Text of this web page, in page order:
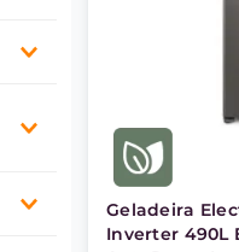
Geladeira
Inverter 490L